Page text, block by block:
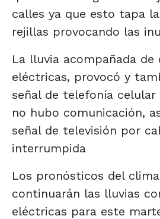
calles ya que esto tapa
rejillas provocando las
La lluvia acompañada de
eléctricas, provocó y
señal de telefonía celular
no hubo comunicación,
señal de televisión por
interrumpida
Los pronósticos del
continuarán las lluvias
eléctricas para este